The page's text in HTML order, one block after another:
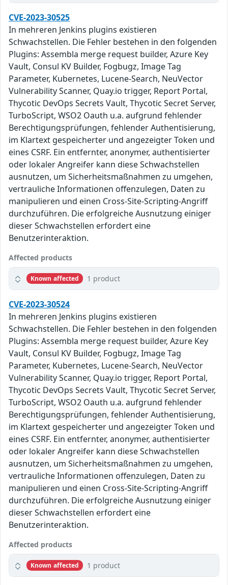
CVE-2023-30525
In mehreren Jenkins plugins existieren
Schwachstellen. Die Fehler bestehen in den folgenden
Plugins: Assembla merge request builder, Azure Key
Vault, Consul KV Builder, Fogbugz, Image Tag
Parameter, Kubernetes, Lucene-Search, NeuVector
Vulnerability Scanner, Quay.io trigger, Report Portal,
Thycotic DevOps Secrets Vault, Thycotic Secret Server,
TurboScript, WSO2 Oauth u.a. aufgrund fehlender
Berechtigungsprüfungen, fehlender Authentisierung,
im Klartext gespeicherter und angezeigter Token und
eines CSRF. Ein entfernter, anonymer, authentisierter
oder lokaler Angreifer kann diese Schwachstellen
ausnutzen, um Sicherheitsmaßnahmen zu umgehen,
vertrauliche Informationen offenzulegen, Daten zu
manipulieren und einen Cross-Site-Scripting-Angriff
durchzuführen. Die erfolgreiche Ausnutzung einiger
dieser Schwachstellen erfordert eine
Benutzerinteraktion.
Affected products
Known affected 1 product
CVE-2023-30524
In mehreren Jenkins plugins existieren
Schwachstellen. Die Fehler bestehen in den folgenden
Plugins: Assembla merge request builder, Azure Key
Vault, Consul KV Builder, Fogbugz, Image Tag
Parameter, Kubernetes, Lucene-Search, NeuVector
Vulnerability Scanner, Quay.io trigger, Report Portal,
Thycotic DevOps Secrets Vault, Thycotic Secret Server,
TurboScript, WSO2 Oauth u.a. aufgrund fehlender
Berechtigungsprüfungen, fehlender Authentisierung,
im Klartext gespeicherter und angezeigter Token und
eines CSRF. Ein entfernter, anonymer, authentisierter
oder lokaler Angreifer kann diese Schwachstellen
ausnutzen, um Sicherheitsmaßnahmen zu umgehen,
vertrauliche Informationen offenzulegen, Daten zu
manipulieren und einen Cross-Site-Scripting-Angriff
durchzuführen. Die erfolgreiche Ausnutzung einiger
dieser Schwachstellen erfordert eine
Benutzerinteraktion.
Affected products
Known affected 1 product